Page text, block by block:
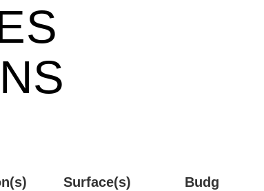
Surface(s) Budget